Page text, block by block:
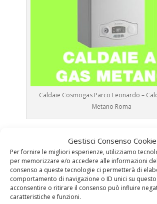
Gestisci Consenso Cookie
Per fornire le migliori esperienze, utilizziamo
per memorizzare e/o accedere alle informazioni
consenso a queste tecnologie ci permetterà di
comportamento di navigazione o ID unici su
acconsentire o ritirare il consenso può influire
caratteristiche e funzioni.
Caldaie Cosmogas Parco Leonardo –
Metano Roma
Parco Leonardo
AssistenzaCaldaia Gas Metano
Leonardo
ManutenzioneCaldaia Gas Metano
Parco Leonardo